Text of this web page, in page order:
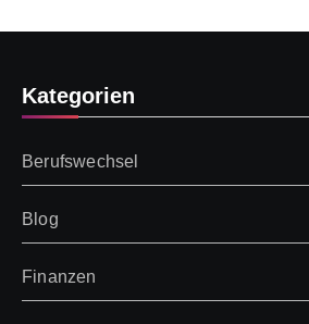
Kategorien
Berufswechsel
Blog
Finanzen